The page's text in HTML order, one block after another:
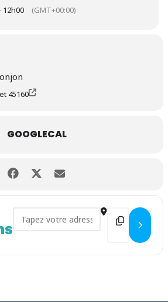
12h00 (GMT+00:00)
45160
GOOGLECAL
Address - Atelier Théâtre &